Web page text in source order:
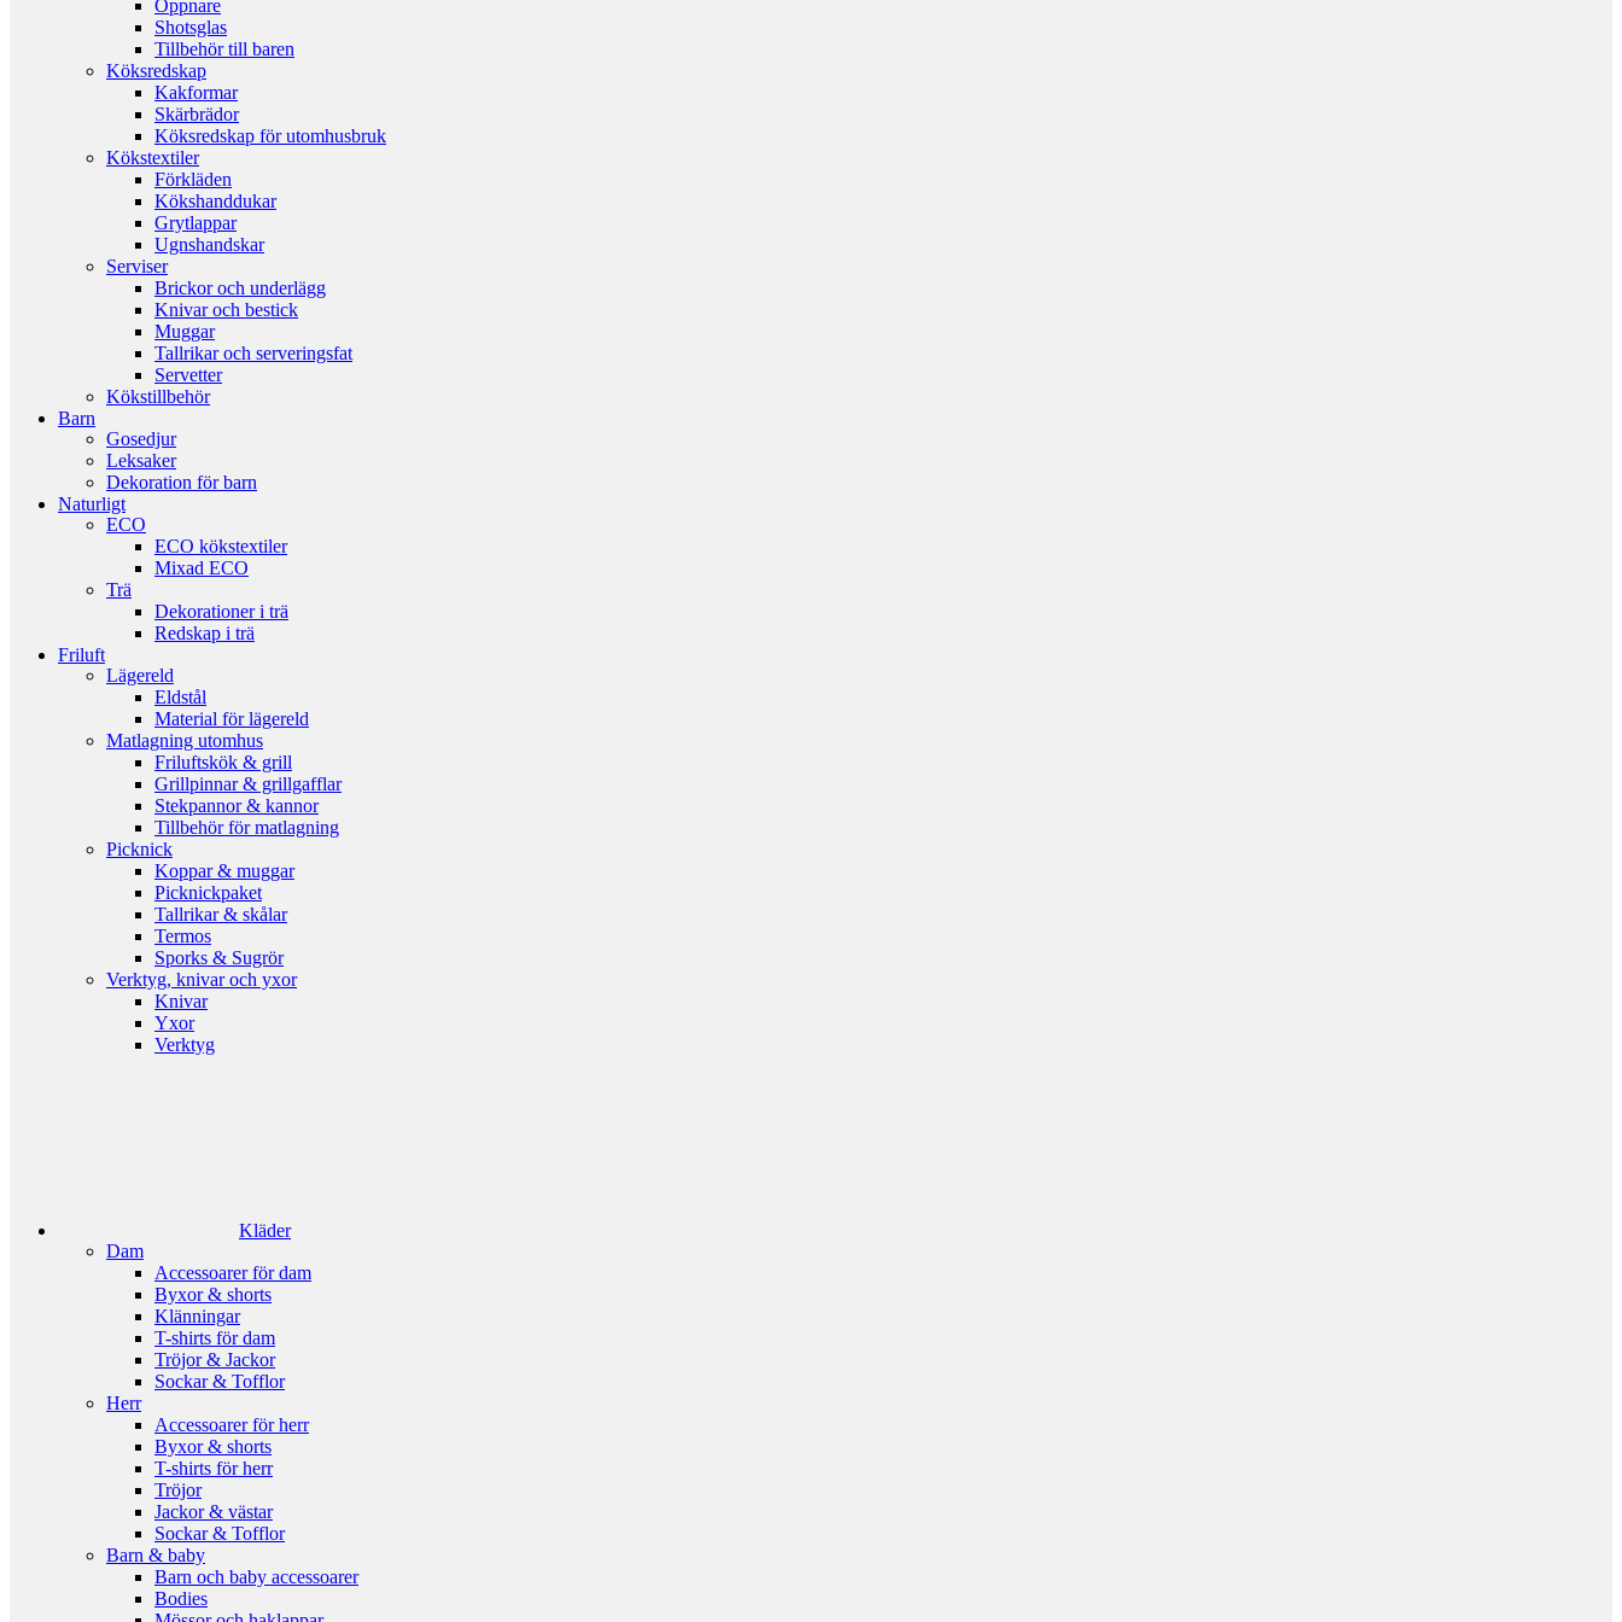
Öppnare
Shotsglas
Tillbehör till baren
Köksredskap
Kakformar
Skärbrädor
Köksredskap för utomhusbruk
Kökstextiler
Förkläden
Kökshanddukar
Grytlappar
Ugnshandskar
Serviser
Brickor och underlägg
Knivar och bestick
Muggar
Tallrikar och serveringsfat
Servetter
Kökstillbehör
Barn
Gosedjur
Leksaker
Dekoration för barn
Naturligt
ECO
ECO kökstextiler
Mixad ECO
Trä
Dekorationer i trä
Redskap i trä
Friluft
Lägereld
Eldstål
Material för lägereld
Matlagning utomhus
Friluftskök & grill
Grillpinnar & grillgafflar
Stekpannor & kannor
Tillbehör för matlagning
Picknick
Koppar & muggar
Picknickpaket
Tallrikar & skålar
Termos
Sporks & Sugrör
Verktyg, knivar och yxor
Knivar
Yxor
Verktyg
Kläder
Dam
Accessoarer för dam
Byxor & shorts
Klänningar
T-shirts för dam
Tröjor & Jackor
Sockar & Tofflor
Herr
Accessoarer för herr
Byxor & shorts
T-shirts för herr
Tröjor
Jackor & västar
Sockar & Tofflor
Barn & baby
Barn och baby accessoarer
Bodies